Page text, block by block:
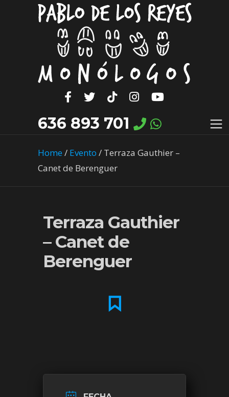
636 893 701
Home/ Evento / Terraza Gauthier –
Canet de Berenguer
Terraza Gauthier
– Canet de
Berenguer